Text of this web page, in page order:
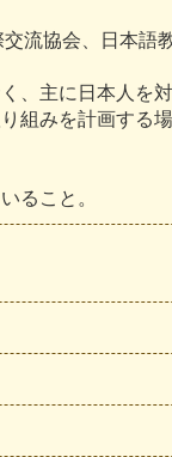
流協会、日本語
、主に日本人を
組みを計画する
ること。